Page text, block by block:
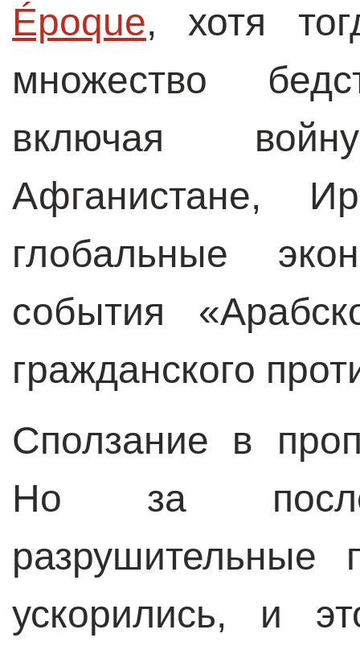
Époque, хотя
множество
включая
Афганистане,
глобальные
события
гражданского
Сползание в
Но за
разрушительные
ускорились, и